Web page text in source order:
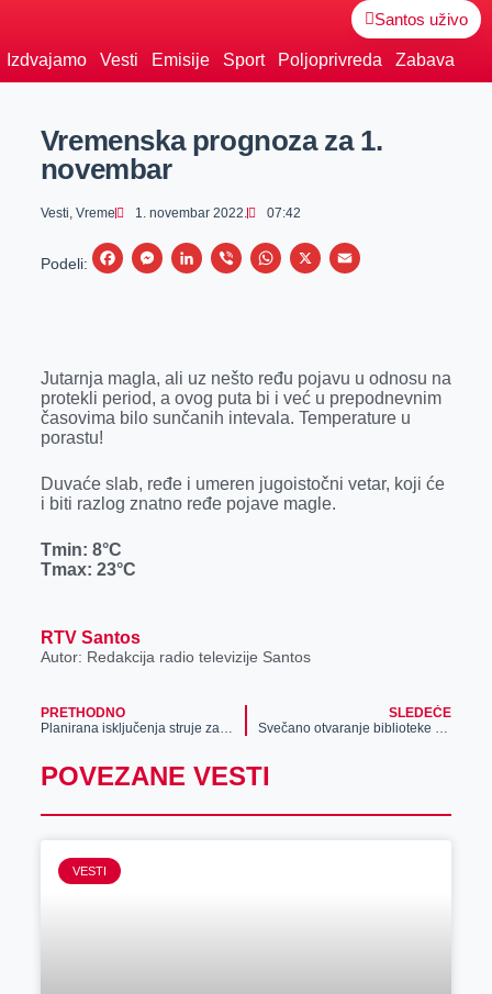
Santos uživo
Izdvajamo Vesti Emisije Sport Poljoprivreda Zabava
Vremenska prognoza za 1.
novembar
Vesti, Vreme 1. novembar 2022. 07:42
Podeli:
F
b
o
k
M
e
n
e
r
L
e
d
V
r
W
s
A
X
E
l
Jutarnja magla, ali uz nešto ređu pojavu u odnosu na
protekli period, a ovog puta bi i već u prepodnevnim
časovima bilo sunčanih intevala. Temperature u
porastu!
Duvaće slab, ređe i umeren jugoistočni vetar, koji će
i biti razlog znatno ređe pojave magle.
Tmin: 8°C
Tmax: 23°C
RTV Santos
Autor: Redakcija radio televizije Santos
PRETHODNO
Planirana isključenja struje za 1. novembar
SLEDEĆE
Svečano otvaranje biblioteke u Perlezu
POVEZANE VESTI
VESTI